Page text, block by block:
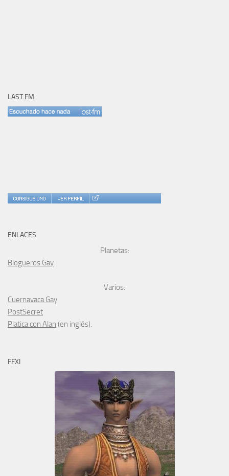
LAST.FM
ENLACES
Planetas:
Blogueros Gay
Varios:
Cuernavaca Gay
PostSecret
Platica con Alan (en inglés).
FFXI